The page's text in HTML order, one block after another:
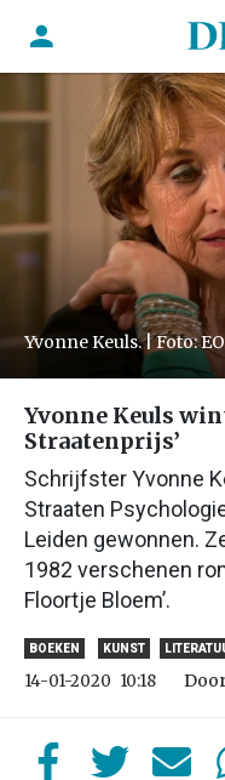
Yvonne Keuls. | Foto: EO
Yvonne Keuls
Straatenprijs’
Schrijfster Yvonne
Straaten
Leiden gewonnen.
1982 verschenen
Floortje Bloem’.
BOEKEN KUNST
14-01-2020 10:18